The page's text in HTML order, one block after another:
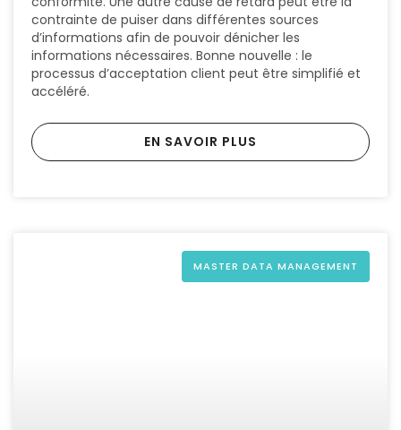
contrainte de puiser dans différentes sources
d’informations afin de pouvoir dénicher les
informations nécessaires. Bonne nouvelle : le
processus d’acceptation client peut être simplifié et
accéléré.
EN SAVOIR PLUS
MASTER DATA MANAGEMENT